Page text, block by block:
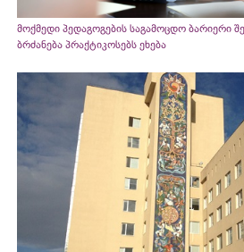
მოქმედი პედაგოგების საგამოცდო ბარიერი
ბრძანება პრაქტიკოსებს ეხება